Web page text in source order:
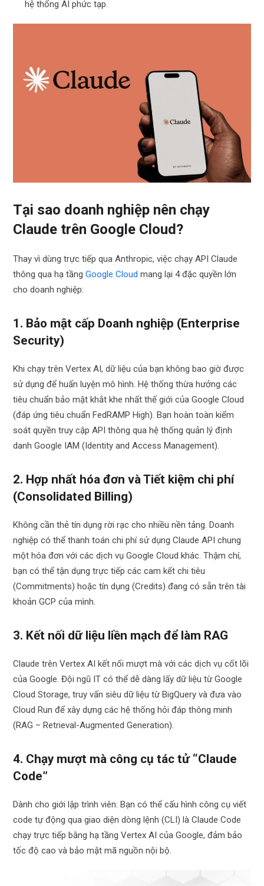
hệ thống AI phức tạp.
Tại sao doanh nghiệp nên chạy
Claude trên Google Cloud?
Thay vì dùng trực tiếp qua Anthropic, việc chạy API Claude
thông qua hạ tầng Google Cloud mang lại 4 đặc quyền lớn
cho doanh nghiệp:
1. Bảo mật cấp Doanh nghiệp (Enterprise
Security)
Khi chạy trên Vertex AI, dữ liệu của bạn không bao giờ được
sử dụng để huấn luyện mô hình. Hệ thống thừa hưởng các
tiêu chuẩn bảo mật khắt khe nhất thế giới của Google Cloud
(đáp ứng tiêu chuẩn FedRAMP High). Bạn hoàn toàn kiểm
soát quyền truy cập API thông qua hệ thống quản lý định
danh Google IAM (Identity and Access Management).
2. Hợp nhất hóa đơn và Tiết kiệm chi phí
(Consolidated Billing)
Không cần thẻ tín dụng rời rạc cho nhiều nền tảng. Doanh
nghiệp có thể thanh toán chi phí sử dụng Claude API chung
một hóa đơn với các dịch vụ Google Cloud khác. Thậm chí,
bạn có thể tận dụng trực tiếp các cam kết chi tiêu
(Commitments) hoặc tín dụng (Credits) đang có sẵn trên tài
khoản GCP của mình.
3. Kết nối dữ liệu liền mạch để làm RAG
Claude trên Vertex AI kết nối mượt mà với các dịch vụ cốt lõi
của Google. Đội ngũ IT có thể dễ dàng lấy dữ liệu từ Google
Cloud Storage, truy vấn siêu dữ liệu từ BigQuery và đưa vào
Cloud Run để xây dựng các hệ thống hỏi đáp thông minh
(RAG – Retrieval-Augmented Generation).
4. Chạy mượt mà công cụ tác tử “Claude
Code”
Dành cho giới lập trình viên: Bạn có thể cấu hình công cụ viết
code tự động qua giao diện dòng lệnh (CLI) là Claude Code
chạy trực tiếp bằng hạ tầng Vertex AI của Google, đảm bảo
tốc độ cao và bảo mật mã nguồn nội bộ.